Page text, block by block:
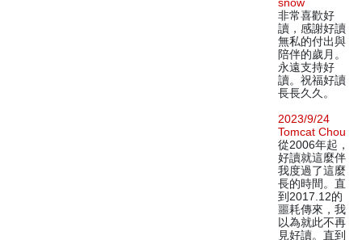
非常喜歡好
讀，感謝好讀
無私的付出與
陪伴的歲月。
永遠支持好
讀。祝福好讀
長長久久。
2023/9/24
Tomcat Chou
從2006年起，
好讀就這麼伴
我度過了這麼
長的時間。直
到2017.12的
噩耗傳來，我
以為就此不再
見好讀。直到